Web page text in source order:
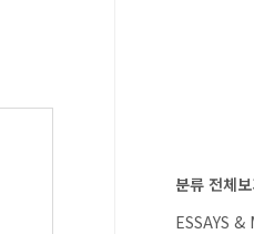
분류 전체
ESSAYS &